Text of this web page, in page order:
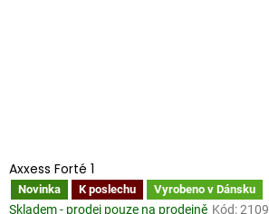
Axxess Forté 1
Novinka K poslechu Vyrobeno v Dánsku
Skladem - prodej pouze na prodejně Kód:2109